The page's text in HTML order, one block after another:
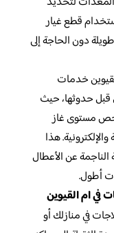
قطع غيار
دون الحاجة إلى
خدمات
قبل حدوثها، حيث
مستوى غاز
هذا
عن الأعطال
أطول.
في ام القيوين
في منازلك أو